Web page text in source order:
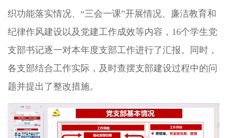
织功能落实情况、“三会一课”开展情况、廉洁教育和
纪律作风建设以及党建工作成效等内容，16个学生党
支部书记逐一对本年度支部工作进行了汇报。同时，
各支部结合工作实际，及时查摆支部建设过程中的问
题并提出了整改措施。